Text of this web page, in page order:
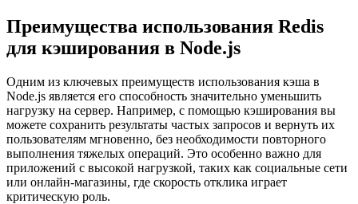
Преимущества использования Redis
для кэширования в Node.js
Одним из ключевых преимуществ использования кэша в
Node.js является его способность значительно уменьшить
нагрузку на сервер. Например, с помощью кэширования вы
можете сохранить результаты частых запросов и вернуть их
пользователям мгновенно, без необходимости повторного
выполнения тяжелых операций. Это особенно важно для
приложений с высокой нагрузкой, таких как социальные сети
или онлайн-магазины, где скорость отклика играет
критическую роль.